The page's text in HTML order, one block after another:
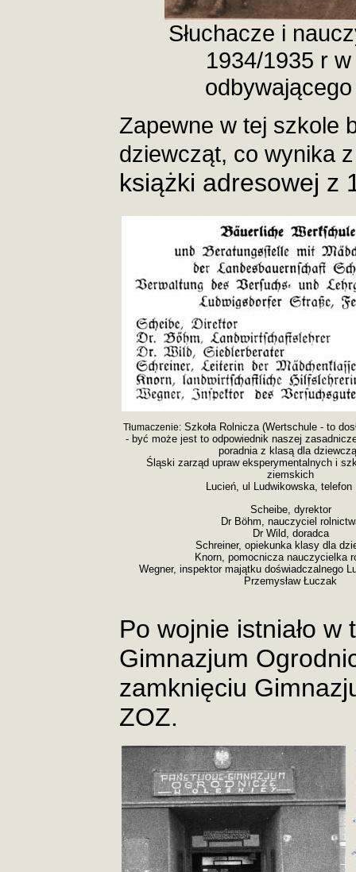
Słuchacze i
1934/1935 r
Zapewne w tej szkole
dziewcząt, co wynika
książki adresowej z
Tłumaczenie:Szkoła Rolnicza (Wertschule - to
- być może jest to odpowiednik naszej
poradnia z klasą dla
Śląski zarząd upraw eksperymentalnych i
ziemskich
Lucień, ul Ludwikowska, telefon
Scheibe, dyrektor
Dr Böhm, nauczyciel
Dr Wild, doradca
Schreiner, opiekunka klasy dla
Knorn, pomocnicza nauczycielka
Wegner, inspektor majątku doświadczalnego
Przemysław Łuczak
Po wojnie istniało
Gimnazjum
zamknięciu
ZOZ.